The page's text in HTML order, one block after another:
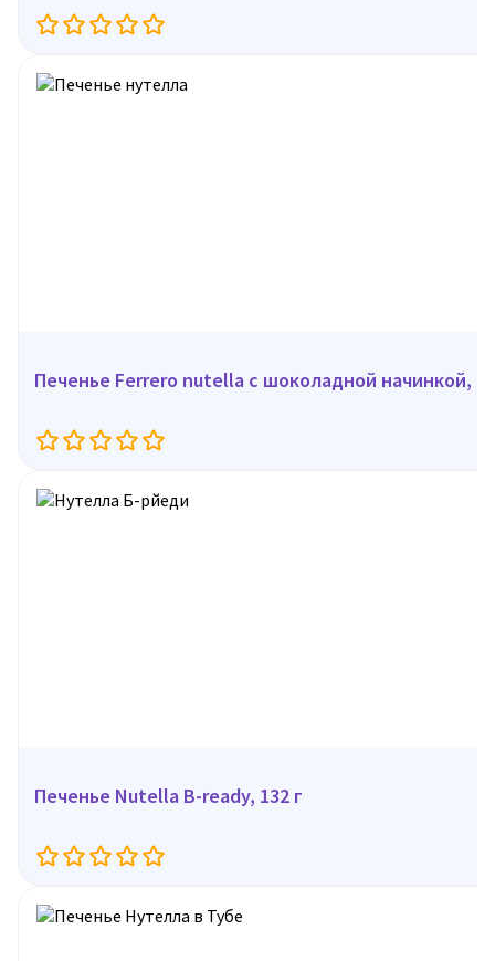
Печенье Ferrero nutella с шоколадной начинкой,
Печенье Nutella B-ready, 132 г